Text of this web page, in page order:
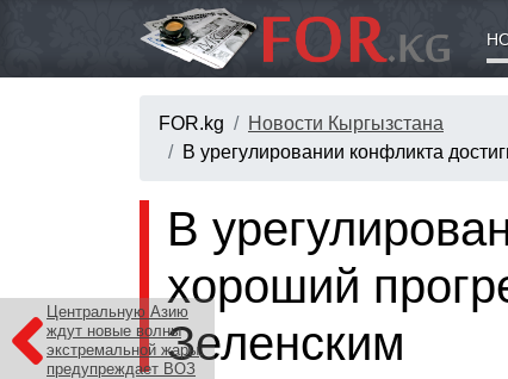
FOR.kg
Новости Кыргызстана
В урегулировании конфликта
Центральную Азию
ждут новые волны
экстремальной жары,
предупреждает ВОЗ
В
хороший
Зеленским